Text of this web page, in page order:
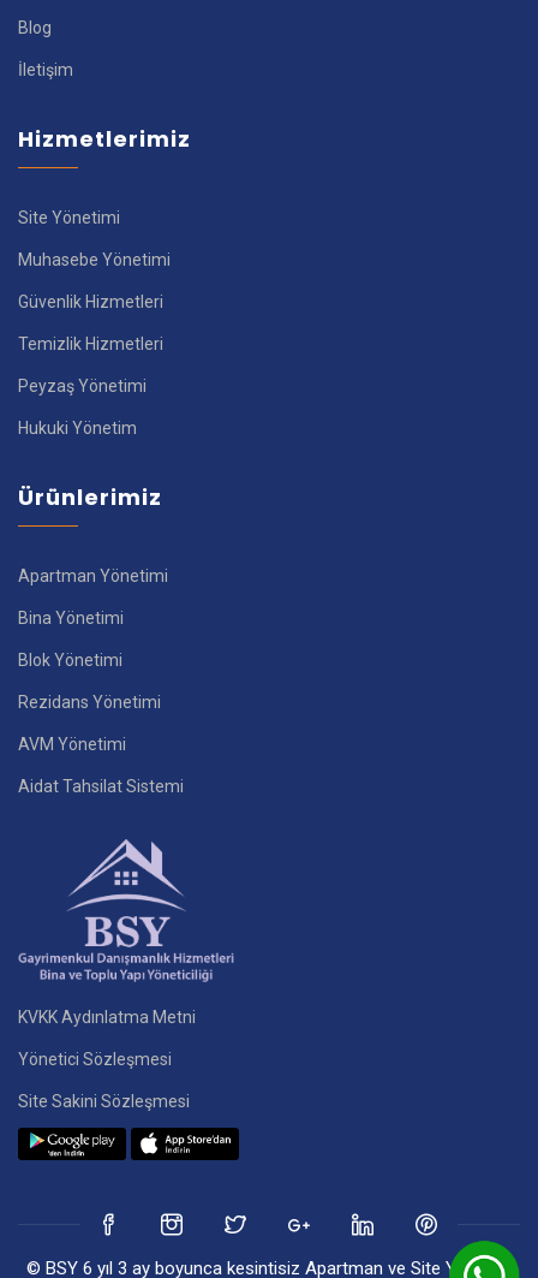
Blog
İletişim
Hizmetlerimiz
Site Yönetimi
Muhasebe Yönetimi
Güvenlik Hizmetleri
Temizlik Hizmetleri
Peyzaş Yönetimi
Hukuki Yönetim
Ürünlerimiz
Apartman Yönetimi
Bina Yönetimi
Blok Yönetimi
Rezidans Yönetimi
AVM Yönetimi
Aidat Tahsilat Sistemi
KVKK Aydınlatma Metni
Yönetici Sözleşmesi
Site Sakini Sözleşmesi
© BSY 6 yıl 3 ay boyunca kesintisiz Apartman ve Site Yönetim